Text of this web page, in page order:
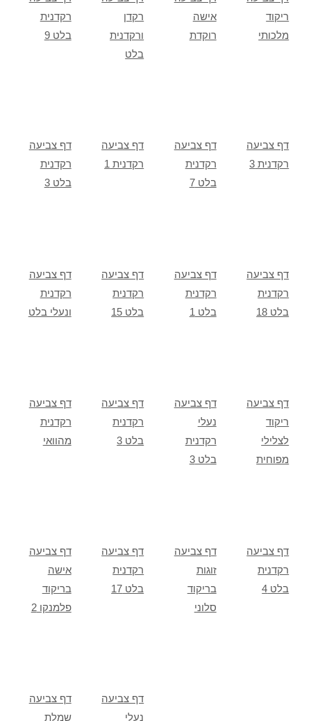
רקדנית
בלט 9
רקדן
ורקדנית
בלט
אישה
רוקדת
ריקוד
מלכותי
דף צביעה
רקדנית
בלט 3
דף צביעה
רקדנית 1
דף צביעה
רקדנית
בלט 7
דף צביעה
רקדנית 3
דף צביעה
רקדנית
ונעלי בלט
דף צביעה
רקדנית
בלט 15
דף צביעה
רקדנית
בלט 1
דף צביעה
רקדנית
בלט 18
דף צביעה
רקדנית
מהוואי
דף צביעה
רקדנית
בלט 3
דף צביעה
נעלי
רקדנית
בלט 3
דף צביעה
ריקוד
לצלילי
מפוחית
דף צביעה
אישה
בריקוד
פלמנקו 2
דף צביעה
רקדנית
בלט 17
דף צביעה
זוגות
בריקוד
סלוני
דף צביעה
רקדנית
בלט 4
דף צביעה
שמלת
דף צביעה
נעלי